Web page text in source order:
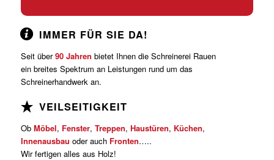
IMMER FÜR SIE DA!
Seit über90 Jahren bietet Ihnen die Schreinerei Rauen
ein breites Spektrum an Leistungen rund um das
Schreinerhandwerk an.
VEILSEITIGKEIT
Ob Möbel, Fenster, Treppen, Haustüren, Küchen,
Innenausbau oder auch Fronten…..
Wir fertigen alles aus Holz!